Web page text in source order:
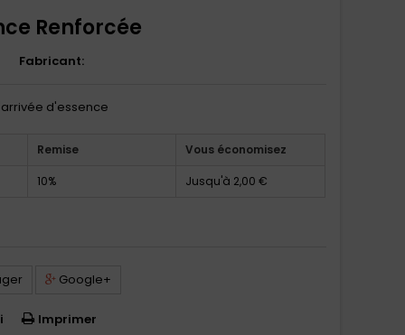
Renforcée
Fabricant:
d'essence
Remise Vous économisez
10% Jusqu'à 2,00 €
Google+
Imprimer